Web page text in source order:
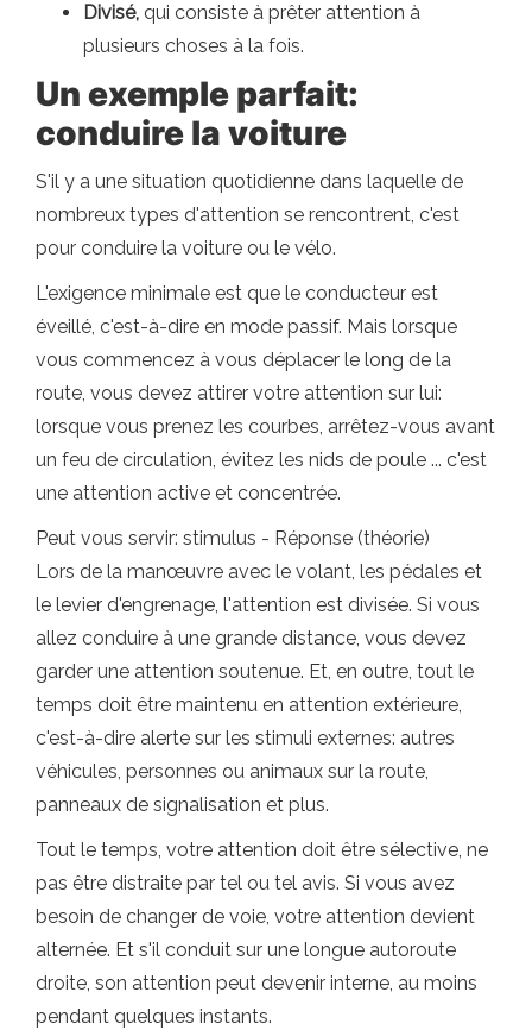
Divisé, qui consiste à prêter attention à
plusieurs choses à la fois.
Un exemple parfait:
conduire la voiture
S'il y a une situation quotidienne dans laquelle de
nombreux types d'attention se rencontrent, c'est
pour conduire la voiture ou le vélo.
L'exigence minimale est que le conducteur est
éveillé, c'est-à-dire en mode passif. Mais lorsque
vous commencez à vous déplacer le long de la
route, vous devez attirer votre attention sur lui:
lorsque vous prenez les courbes, arrêtez-vous avant
un feu de circulation, évitez les nids de poule ... c'est
une attention active et concentrée.
Peut vous servir: stimulus - Réponse (théorie)
Lors de la manœuvre avec le volant, les pédales et
le levier d'engrenage, l'attention est divisée. Si vous
allez conduire à une grande distance, vous devez
garder une attention soutenue. Et, en outre, tout le
temps doit être maintenu en attention extérieure,
c'est-à-dire alerte sur les stimuli externes: autres
véhicules, personnes ou animaux sur la route,
panneaux de signalisation et plus.
Tout le temps, votre attention doit être sélective, ne
pas être distraite par tel ou tel avis. Si vous avez
besoin de changer de voie, votre attention devient
alternée. Et s'il conduit sur une longue autoroute
droite, son attention peut devenir interne, au moins
pendant quelques instants.